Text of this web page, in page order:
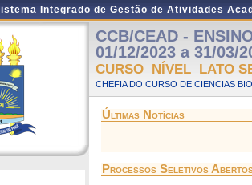
Integrado de Gestão de Atividades
CCB/CEAD -
01/12/2023 a 31/03/
CURSO NÍVEL LATO
CHEFIA DO CURSO DE CIENCIAS
Últimas Notícias
Processos Seletivos